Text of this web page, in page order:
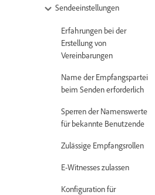
Sendeeinstellungen
Erfahrungen bei der
Erstellung von
Vereinbarungen
Name der Empfangspartei
beim Senden erforderlich
Sperren der Namenswerte
für bekannte Benutzende
Zulässige Empfangsrollen
E-Witnesses zulassen
Konfiguration für